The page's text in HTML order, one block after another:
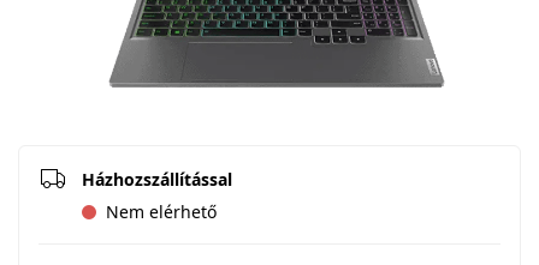
Házhozszállítással
Nem elérhető